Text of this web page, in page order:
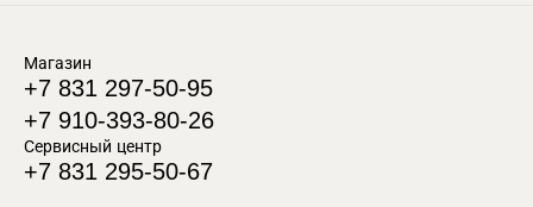
Магазин
+7 831 297-50-95
+7 910-393-80-26
Сервисный центр
+7 831 295-50-67